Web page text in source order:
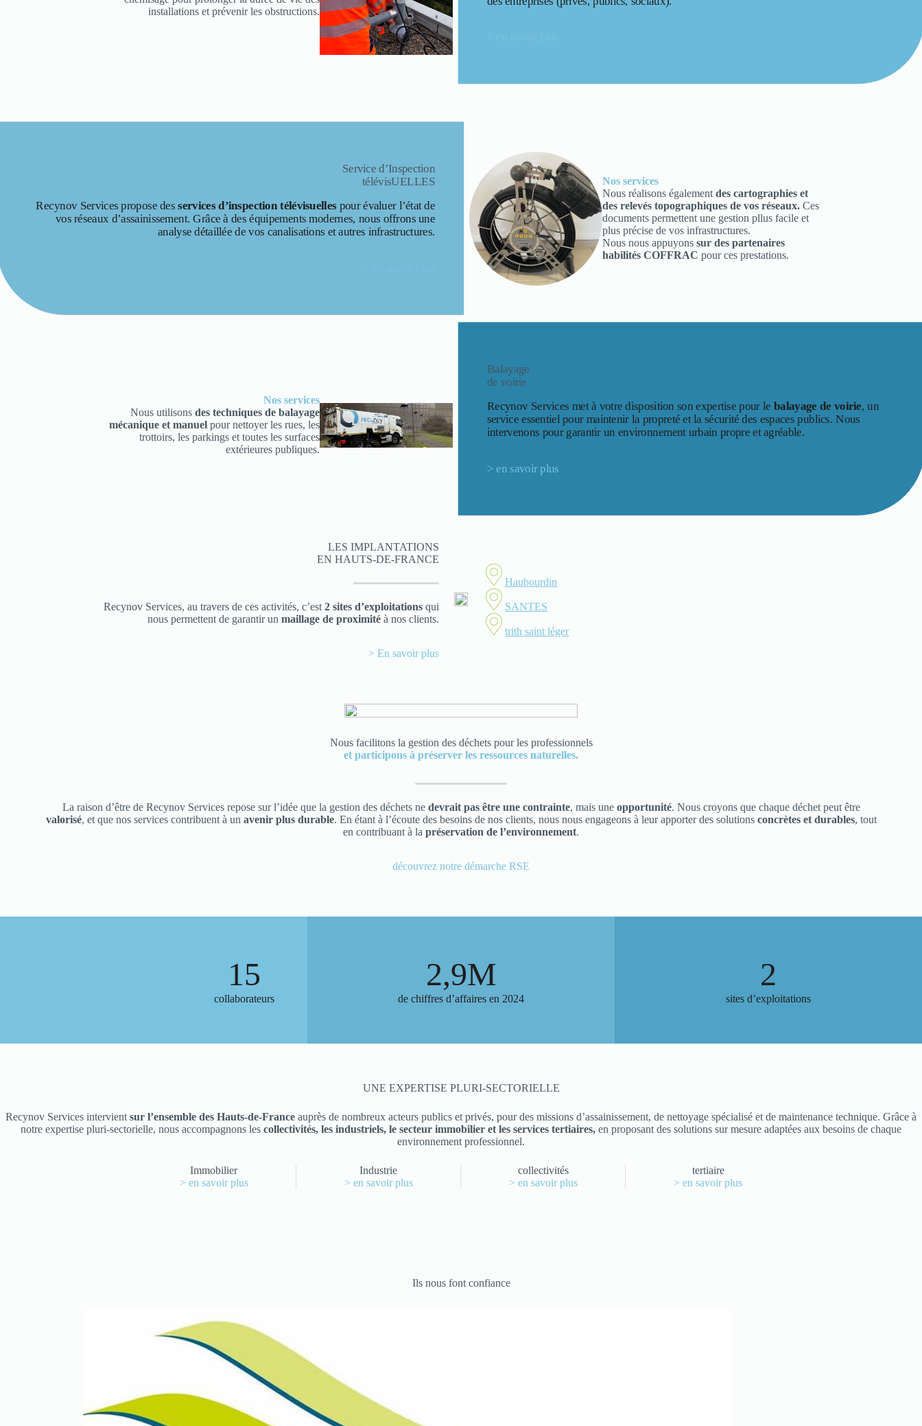
installations et prévenir les obstructions.
Service d’Inspection
télévisUELLES
Recynov Services propose desservices d’inspection télévisuellespour évaluer l’état de
vos réseaux d’assainissement. Grâce à des équipements modernes, nous offrons une
analyse détaillée de vos canalisations et autres infrastructures.
Nos services
Nous réalisons également des cartographies et
des relevés topographiques de vos réseaux. Ces
documents permettent une gestion pllus facile et
plus précise de vos infrastructures.
Nous nous appuyonssur des partenaires
habilités COFFRAC pour ces prestations.
Nos services
Nous utilisons des techniques de balayage
mécanique et manuelpour nettoyer les rues, les
trottoirs, les parkings et toutes les surfaces
extérieures publiques.
Balayage
de voirie
Recynov Services met à votre disposition son expertise pour le balayage de voirie, un
service essentiel pour maintenir la propreté et la sécurité des espaces publics. Nous
intervenons pour garantir un environnement urbain propre et agréable.
> en savoir plus
LES IMPLANTATIONS
EN HAUTS-DE-FRANCE
Recynov Services, au travers de ces activités, c’est 2 sites d’exploitationsqui
nous permettent de garantir un maillage de proximitéà nos clients.
> En savoir plus
Haubourdin
SANTES
trith saint léger
Nous facilitons la gestion des déchets pour les professionnels
et participons à préserver les ressources naturelles.
La raison d’être de Recynov Services repose sur l’idée que la gestion des déchets ne devrait pas être une contrainte, mais une opportunité. Nous croyons que chaque déchet peut être
valorisé, et que nos services contribuent à un avenir plus durable. En étant à l’écoute des besoins de nos clients, nous nous engageons à leur apporter des solutions concrètes et durables, tout
en contribuant à la préservation de l’environnement.
découvrez notre démarche RSE
15
collaborateurs
2,9M
de chiffres d’affaires en 2024
2
sites d’exploitations
UNE EXPERTISE PLURI-SECTORIELLE
Recynov Services intervient sur l’ensemble des Hauts-de-France auprès de nombreux acteurs publics et privés, pour des missions d’assainissement, de nettoyage spécialisé et de maintenance technique. Grâce à
notre expertise pluri-sectorielle, nous accompagnons les collectivités, les industriels, le secteur immobilier et les services tertiaires, en proposant des solutions sur mesure adaptées aux besoins de chaque
environnement professionnel.
Immobilier
> en savoir plus
Industrie
> en savoir plus
collectivités
> en savoir plus
tertiaire
> en savoir plus
Ils nous font confiance